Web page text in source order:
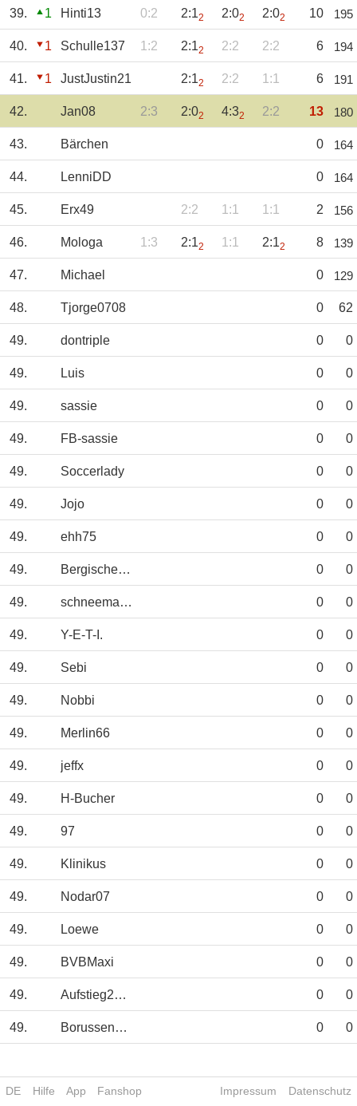
39. 1 Hinti13 0:2 2:12 2:02 2:02 10 195
40. 1 Schulle137 1:2 2:12 2:2 2:2 6 194
41. 1 JustJustin21 2:12 2:2 1:1 6 191
42. Jan08 2:3 2:02 4:32 2:2 13 180
43. Bärchen 0 164
44. LenniDD 0 164
45. Erx49 2:2 1:1 1:1 2 156
46. Mologa 1:3 2:12 1:1 2:12 8 139
47. Michael 0 129
48. Tjorge0708 0 62
49. dontriple 0 0
49. Luis 0 0
49. sassie 0 0
49. FB-sassie 0 0
49. Soccerlady 0 0
49. Jojo 0 0
49. ehh75 0 0
49. BergischerLöwe 0 0
49. schneemann 0 0
49. Y-E-T-I. 0 0
49. Sebi 0 0
49. Nobbi 0 0
49. Merlin66 0 0
49. jeffx 0 0
49. H-Bucher 0 0
49. 97 0 0
49. Klinikus 0 0
49. Nodar07 0 0
49. Loewe 0 0
49. BVBMaxi 0 0
49. Aufstieg2024 0 0
49. Borussenpower 0 0
DE Hilfe App Fanshop Impressum Datenschutz